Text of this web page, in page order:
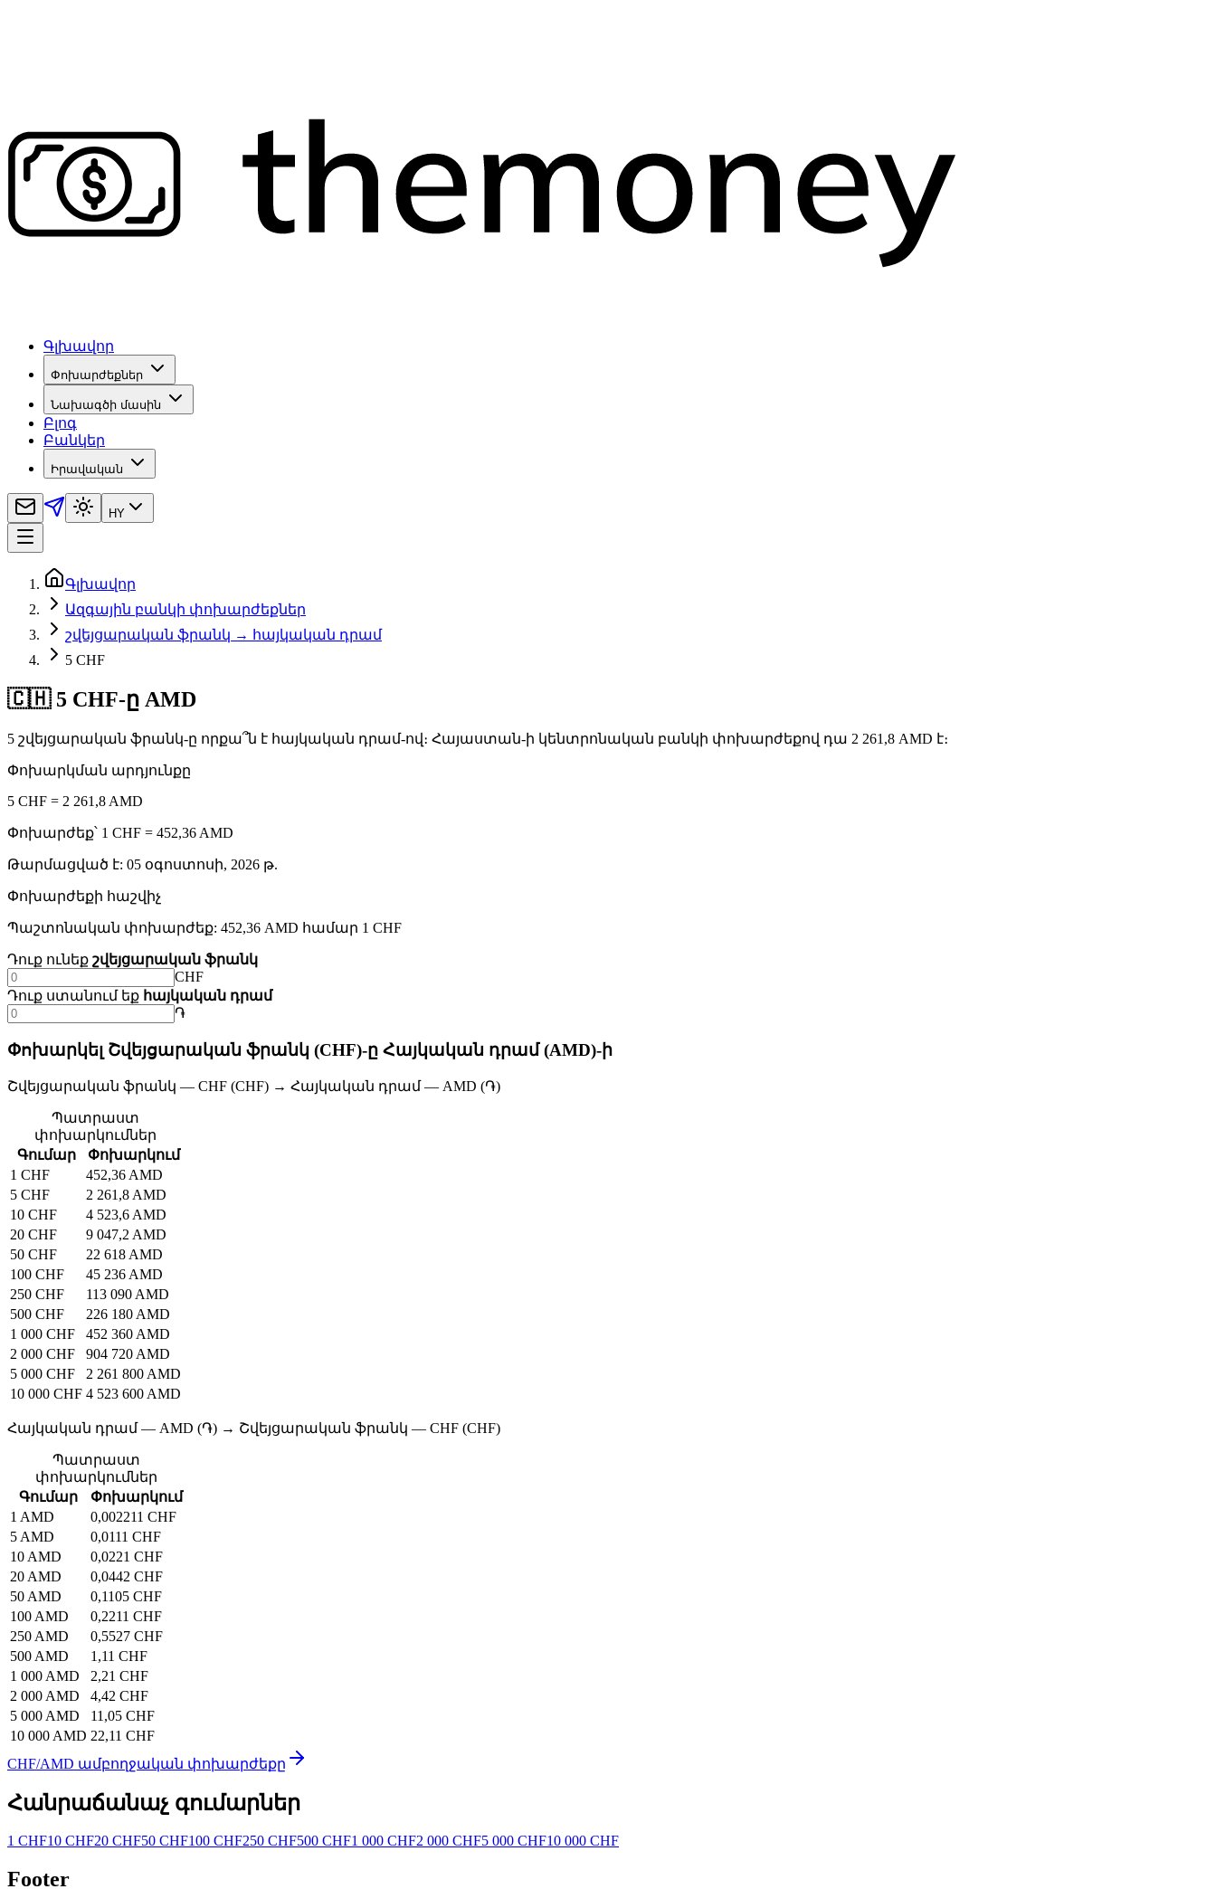
Գլխավոր
Փոխարժեքներ
Նախագծի մասին
Բլոգ
Բանկեր
Իրավական
HY
Գլխավոր
Ազգային բանկի փոխարժեքներ
շվեյցարական ֆրանկ → հայկական դրամ
5 CHF
🇨🇭 5 CHF-ը AMD
5 շվեյցարական ֆրանկ-ը որքա՞ն է հայկական դրամ-ով։ Հայաստան-ի կենտրոնական բանկի փոխարժեքով դա 2 261,8 AMD է։
Փոխարկման արդյունքը
5 CHF = 2 261,8 AMD
Փոխարժեք՝ 1 CHF = 452,36 AMD
Թարմացված է: 05 օգոստոսի, 2026 թ.
Փոխարժեքի հաշվիչ
Պաշտոնական փոխարժեք: 452,36 AMD համար 1 CHF
Դուք ունեք շվեյցարական ֆրանկ
CHF
Դուք ստանում եք հայկական դրամ
֏
Փոխարկել Շվեյցարական ֆրանկ (CHF)-ը Հայկական դրամ (AMD)-ի
Շվեյցարական ֆրանկ — CHF (CHF) → Հայկական դրամ — AMD (֏)
Պատրաստ
փոխարկումներ
Գումար
Փոխարկում
1 CHF
452,36 AMD
5 CHF
2 261,8 AMD
10 CHF
4 523,6 AMD
20 CHF
9 047,2 AMD
50 CHF
22 618 AMD
100 CHF
45 236 AMD
250 CHF
113 090 AMD
500 CHF
226 180 AMD
1 000 CHF
452 360 AMD
2 000 CHF
904 720 AMD
5 000 CHF
2 261 800 AMD
10 000 CHF 4 523 600 AMD
Հայկական դրամ — AMD (֏) → Շվեյցարական ֆրանկ — CHF (CHF)
Պատրաստ
փոխարկումներ
Գումար
Փոխարկում
1 AMD
0,002211 CHF
5 AMD
0,0111 CHF
10 AMD
0,0221 CHF
20 AMD
0,0442 CHF
50 AMD
0,1105 CHF
100 AMD
0,2211 CHF
250 AMD
0,5527 CHF
500 AMD
1,11 CHF
1 000 AMD
2,21 CHF
2 000 AMD
4,42 CHF
5 000 AMD
11,05 CHF
10 000 AMD 22,11 CHF
CHF/AMD ամբողջական փոխարժեքը
Հանրաճանաչ գումարներ
1 CHF10 CHF20 CHF50 CHF100 CHF250 CHF500 CHF1 000 CHF2 000 CHF5 000 CHF10 000 CHF
Footer